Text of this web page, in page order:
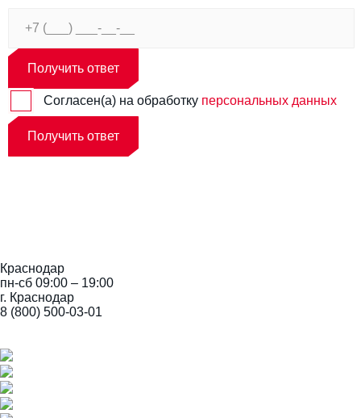
Получить ответ
Согласен(а) на обработку персональных данных
Получить ответ
Краснодар
пн-сб 09:00 – 19:00
г. Краснодар
8 (800) 500-03-01